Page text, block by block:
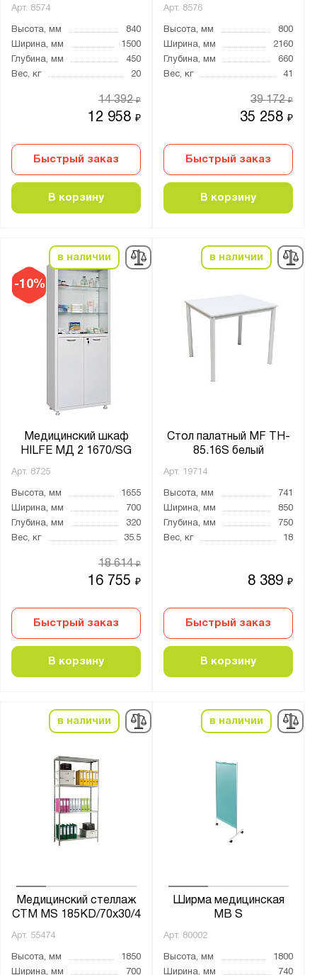
Арт. 8574
Высота, мм
840
Ширина, мм
1500
Глубина, мм
450
Вес, кг
20
12 958₽
14 392₽
Быстрый заказ
В корзину
Арт. 8576
Высота, мм
800
Ширина, мм
2160
Глубина, мм
660
Вес, кг
41
35 258₽
39 172₽
Быстрый заказ
В корзину
-10%
в наличии
Медицинский шкаф
HILFE МД 2 1670/SG
Арт. 8725
Высота, мм
1655
Ширина, мм
700
Глубина, мм
320
Вес, кг
35.5
16 755₽
18 614₽
Быстрый заказ
В корзину
в наличии
Стол палатный MF TH-
85.16S белый
Арт. 19714
Высота, мм
741
Ширина, мм
850
Глубина, мм
750
Вес, кг
18
8 389₽
Быстрый заказ
В корзину
в наличии
Медицинский стеллаж
СТМ MS 185KD/70х30/4
Арт. 55474
Высота, мм
1850
Ширина, мм
700
в наличии
Ширма медицинская
MB S
Арт. 80002
Высота, мм
1800
Ширина, мм
740